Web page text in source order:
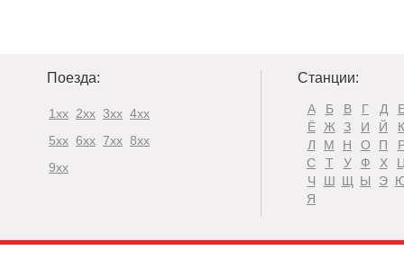
Поезда:
1xx 2xx 3xx 4xx
5xx 6xx 7xx 8xx
9xx
Станции:
А Б В Г Д
Ё
Ж З И Й
К
Л
М Н О П
С
Т У Ф Х
Ч
Ш Щ Ы Э
Я